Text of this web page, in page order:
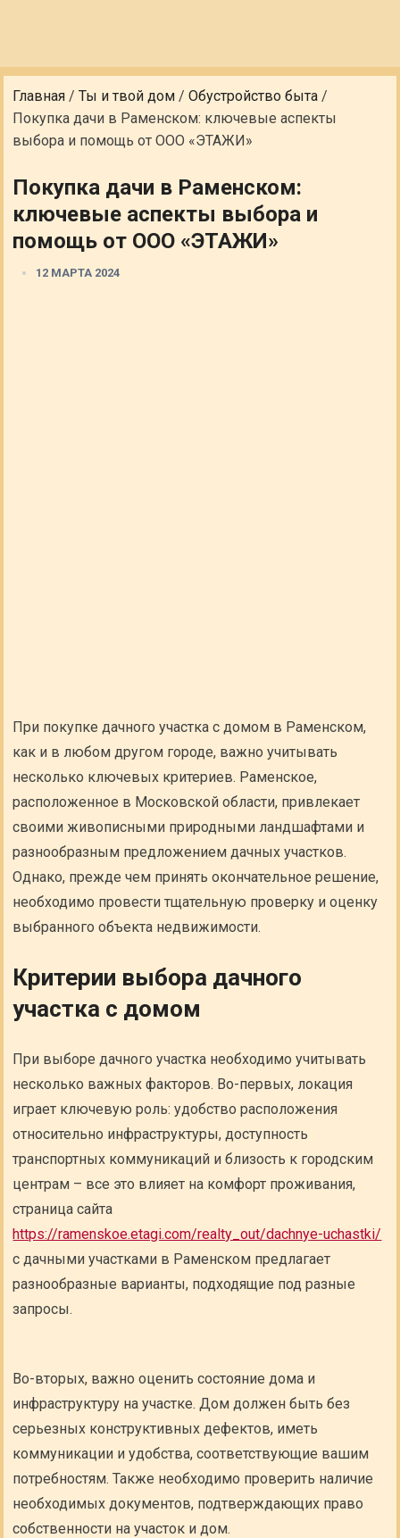
Главная /Ты и твой дом /Обустройство быта /
Покупка дачи в Раменском: ключевые аспекты
выбора и помощь от ООО «ЭТАЖИ»
Покупка дачи в Раменском:
ключевые аспекты выбора и
помощь от ООО «ЭТАЖИ»
12 МАРТА 2024
При покупке дачного участка с домом в Раменском,
как и в любом другом городе, важно учитывать
несколько ключевых критериев. Раменское,
расположенное в Московской области, привлекает
своими живописными природными ландшафтами и
разнообразным предложением дачных участков.
Однако, прежде чем принять окончательное решение,
необходимо провести тщательную проверку и оценку
выбранного объекта недвижимости.
Критерии выбора дачного
участка с домом
При выборе дачного участка необходимо учитывать
несколько важных факторов. Во-первых, локация
играет ключевую роль: удобство расположения
относительно инфраструктуры, доступность
транспортных коммуникаций и близость к городским
центрам – все это влияет на комфорт проживания,
страница сайта
https://ramenskoe.etagi.com/realty_out/dachnye-uchastki/
с дачными участками в Раменском предлагает
разнообразные варианты, подходящие под разные
запросы.
Во-вторых, важно оценить состояние дома и
инфраструктуру на участке. Дом должен быть без
серьезных конструктивных дефектов, иметь
коммуникации и удобства, соответствующие вашим
потребностям. Также необходимо проверить наличие
необходимых документов, подтверждающих право
собственности на участок и дом.